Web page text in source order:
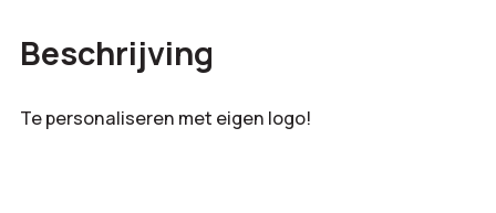
totaal:
Beschrijving
Te personaliseren met eigen logo!